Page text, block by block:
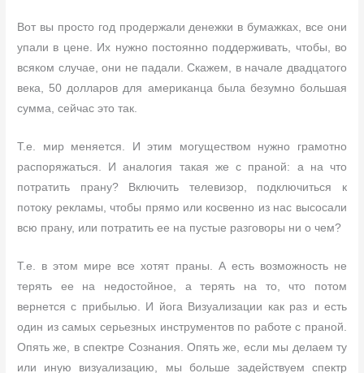
Вот вы просто год продержали денежки в бумажках, все они
упали в цене. Их нужно постоянно поддерживать, чтобы, во
всяком случае, они не падали. Скажем, в начале двадцатого
века, 50 долларов для американца была безумно большая
сумма, сейчас это так.
Т.е. мир меняется. И этим могуществом нужно грамотно
распоряжаться. И аналогия такая же с праной: а на что
потратить прану? Включить телевизор, подключиться к
потоку рекламы, чтобы прямо или косвенно из нас высосали
всю прану, или потратить ее на пустые разговоры ни о чем?
Т.е. в этом мире все хотят праны. А есть возможность не
терять ее на недостойное, а терять на то, что потом
вернется с прибылью. И йога Визуализации как раз и есть
один из самых серьезных инструментов по работе с праной.
Опять же, в спектре Сознания. Опять же, если мы делаем ту
или иную визуализацию, мы больше задействуем спектр